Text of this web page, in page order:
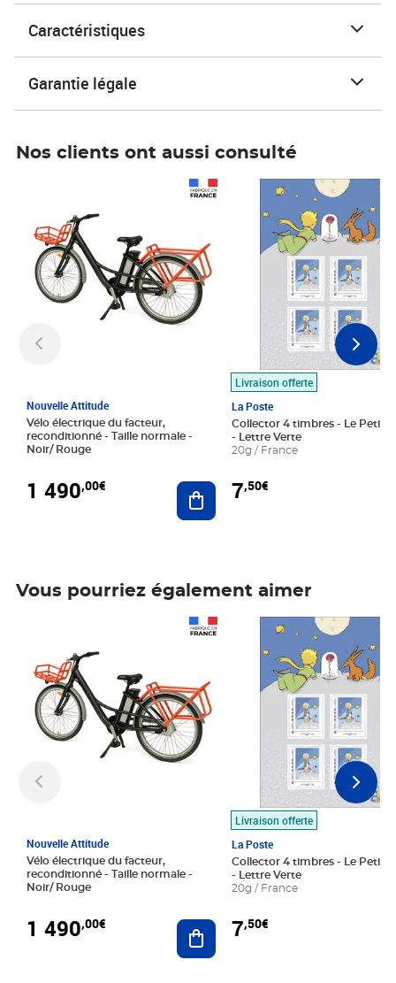
Caractéristiques
Garantie légale
Nos clients ont aussi consulté
Nouvelle Attitude
Vélo électrique du facteur,
reconditionné - Taille normale -
Noir/ Rouge
1 490,00€ Ajouter au panier
Livraison offerte
La Poste
Collector 4 timbres - Le Petit
- Lettre Verte
20g / France
7,50€
Prix 7,50€
Vous pourriez également aimer
Nouvelle Attitude
Vélo électrique du facteur,
reconditionné - Taille normale -
Noir/ Rouge
1 490,00€ Ajouter au panier
Livraison offerte
La Poste
Collector 4 timbres - Le Petit
- Lettre Verte
20g / France
7,50€
Prix 7,50€